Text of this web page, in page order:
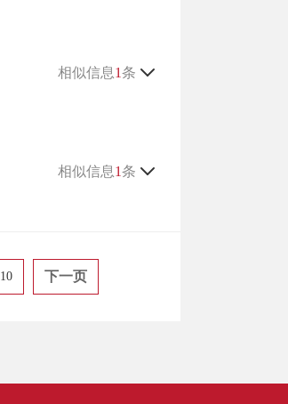
相似信息1条
相似信息1条
10 下一页